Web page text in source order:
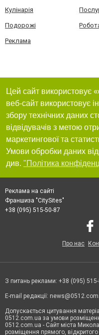
Кулінарія
Подорожі
Реклама
Цей сайт використовує
веб-сайт використовує
збору технічних даних
відвідувачів з метою
маркетингової та
Умови обробки даних
див. "Політика
Реклама на сайті
Франшиза "CitySites"
+38 (095) 515-50-87
Про нас
З питань реклами: +38 (095)
E-mail редакції:
Допускається цитування
0512.com.ua за умови
0512.com.ua - Сайт міста
розміщення прямого,